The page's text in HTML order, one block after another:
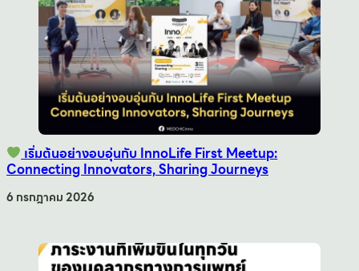
เริ่มต้นอย่างอบอุ่นกับ InnoLife First Meetup:
Connecting Innovators, Sharing Journeys
6 กรกฎาคม 2026